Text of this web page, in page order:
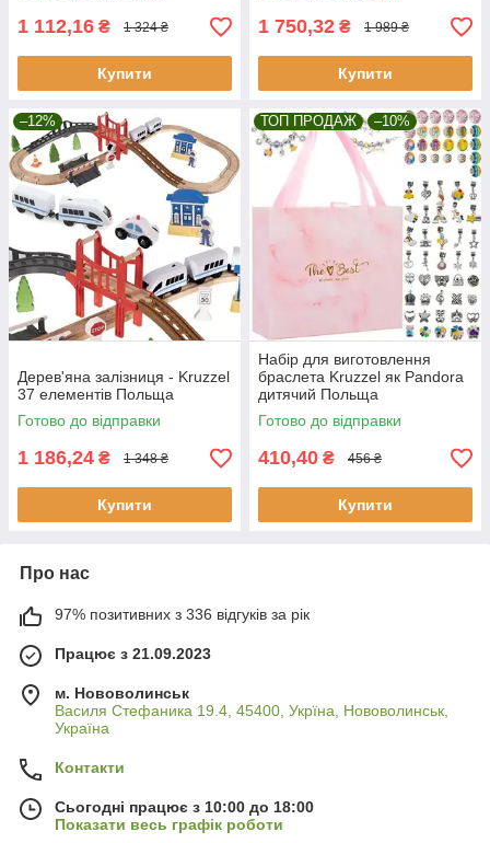
1 112,16 ₴ 1 324 ₴
Купити
1 750,32 ₴ 1 989 ₴
Купити
–12%
Дерев'яна залізниця - Kruzzel
37 елементів Польща
Готово до відправки
1 186,24 ₴ 1 348 ₴
Купити
ТОП ПРОДАЖ –10%
Набір для виготовлення
браслета Kruzzel як Pandora
дитячий Польща
Готово до відправки
410,40 ₴ 456 ₴
Купити
Про нас
97% позитивних з 336 відгуків за рік
Працює з 21.09.2023
м. Нововолинськ
Василя Стефаника 19.4, 45400, Укрїна, Нововолинськ,
Україна
Контакти
Сьогодні працює з 10:00 до 18:00
Показати весь графік роботи